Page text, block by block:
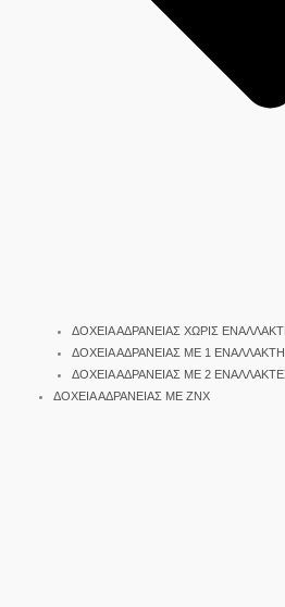
ΔΟΧΕΙΑ ΑΔΡΑΝΕΙΑΣ ΧΩΡΙΣ
ΔΟΧΕΙΑ ΑΔΡΑΝΕΙΑΣ ΜΕ 1 ΕΝΑΛΛΑΚΤΗ
ΔΟΧΕΙΑ ΑΔΡΑΝΕΙΑΣ ΜΕ 2
ΔΟΧΕΙΑ ΑΔΡΑΝΕΙΑΣ ΜΕ ΖΝΧ